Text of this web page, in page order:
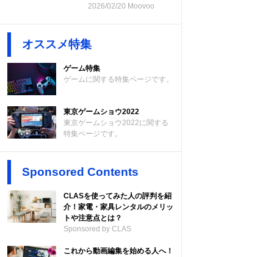
2026/02/20 Moovoo
オススメ特集
ゲーム特集
ゲームに関する特集ページです。
東京ゲームショウ2022
東京ゲームショウ2022に関する
特集ページです。
Sponsored Contents
CLASを使ってみた人の評判を紹
介！家電・家具レンタルのメリッ
トや注意点とは？
Sponsored by CLAS
これから動画編集を始める人へ！